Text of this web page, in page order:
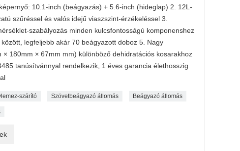
10.1-inch (beágyazás) + 5.6-inch (hideglap) 2. 12L-
szűréssel és valós idejű viaszszint-érzékeléssel 3.
szabályozás minden kulcsfontosságú komponenshez
legfeljebb akár 70 beágyazott doboz 5. Nagy
180mm × 67mm mm) különböző dehidratációs kosarakhoz
tanúsítvánnyal rendelkezik, 1 éves garancia élethosszig
szárító Szövetbeágyazó állomás Beágyazó állomás